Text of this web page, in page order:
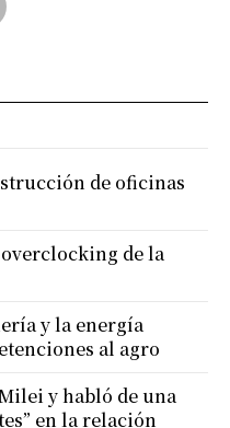
de oficinas
de la
y la energía
al agro
y habló de una
en la relación